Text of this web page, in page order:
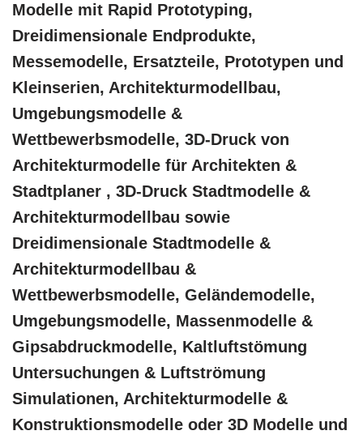
Modelle mit Rapid Prototyping,
Dreidimensionale Endprodukte,
Messemodelle, Ersatzteile, Prototypen und
Kleinserien, Architekturmodellbau,
Umgebungsmodelle &
Wettbewerbsmodelle, 3D-Druck von
Architekturmodelle für Architekten &
Stadtplaner , 3D-Druck Stadtmodelle &
Architekturmodellbau sowie
Dreidimensionale Stadtmodelle &
Architekturmodellbau &
Wettbewerbsmodelle, Geländemodelle,
Umgebungsmodelle, Massenmodelle &
Gipsabdruckmodelle, Kaltluftstömung
Untersuchungen & Luftströmung
Simulationen, Architekturmodelle &
Konstruktionsmodelle oder 3D Modelle und